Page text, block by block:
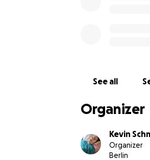
Einen
See all
Organizer
Kevin
Organizer
Berlin